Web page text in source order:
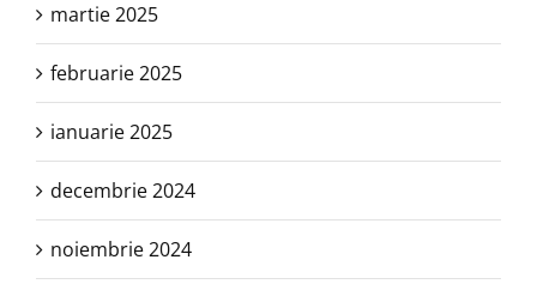
martie 2025
februarie 2025
ianuarie 2025
decembrie 2024
noiembrie 2024